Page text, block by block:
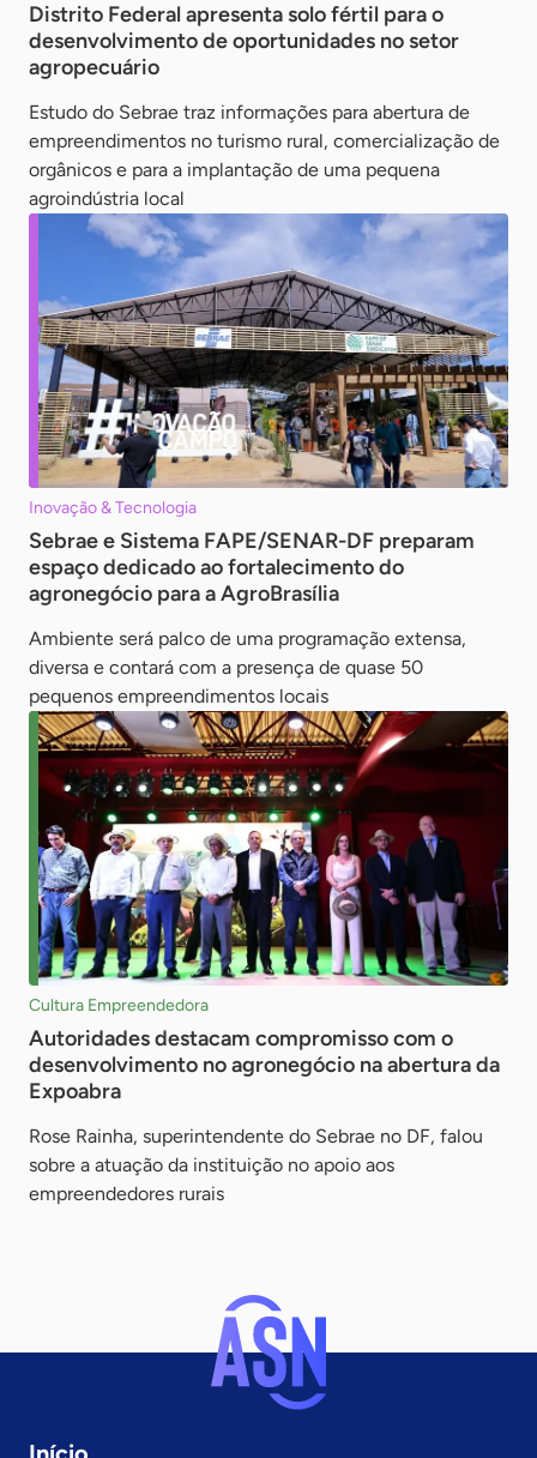
Distrito Federal apresenta solo fértil para o
desenvolvimento de oportunidades no setor
agropecuário
Estudo do Sebrae traz informações para abertura de
empreendimentos no turismo rural, comercialização de
orgânicos e para a implantação de uma pequena
agroindústria local
Inovação & Tecnologia
Sebrae e Sistema FAPE/SENAR-DF preparam
espaço dedicado ao fortalecimento do
agronegócio para a AgroBrasília
Ambiente será palco de uma programação extensa,
diversa e contará com a presença de quase 50
pequenos empreendimentos locais
Cultura Empreendedora
Autoridades destacam compromisso com o
desenvolvimento no agronegócio na abertura da
Expoabra
Rose Rainha, superintendente do Sebrae no DF, falou
sobre a atuação da instituição no apoio aos
empreendedores rurais